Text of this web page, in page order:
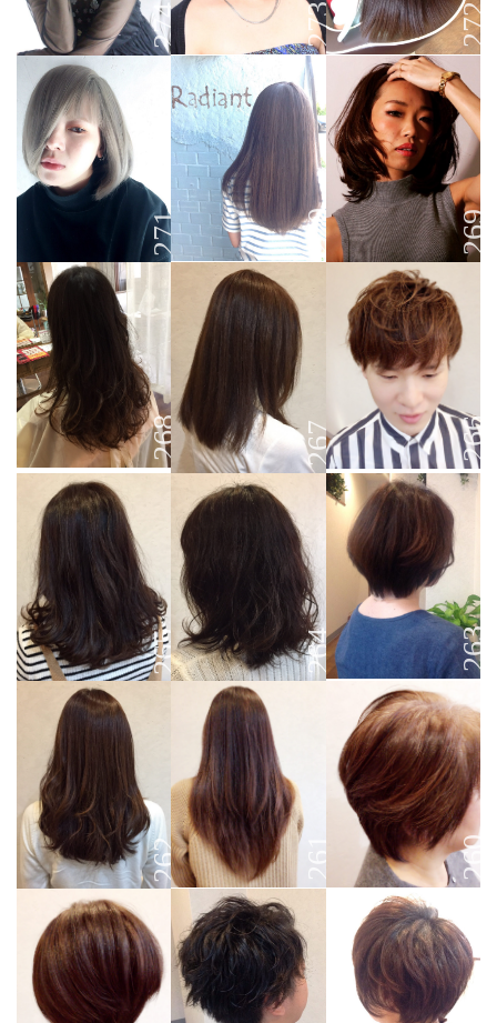
274 273 272
271 270 269
268 267 266
265 264 263
262 260